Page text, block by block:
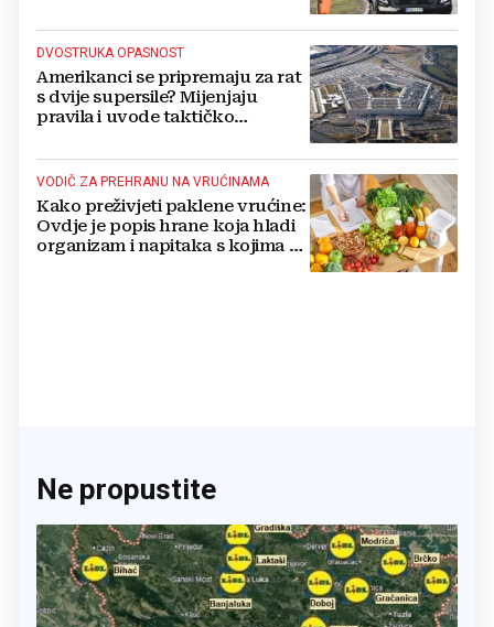
DVOSTRUKA OPASNOST
Amerikanci se pripremaju za rat
s dvije supersile? Mijenjaju
pravila i uvode taktičko
VODIČ ZA PREHRANU NA VRUĆINAMA
Kako preživjeti paklene vrućine:
Ovdje je popis hrane koja hladi
organizam i napitaka s kojima si
Ne propustite